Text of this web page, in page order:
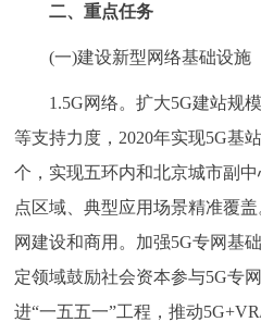
二、重点任务
(一)建设新型网络基础设施
1.5G网络。扩大5G建站规模
等支持力度，2020年实现5G基
个，实现五环内和北京城市副
点区域、典型应用场景精准覆
网建设和商用。加强5G专网基
定领域鼓励社会资本参与5G专
进“一五五一”工程，推动